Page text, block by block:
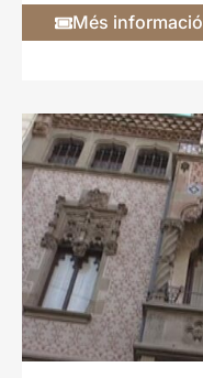
Més informació